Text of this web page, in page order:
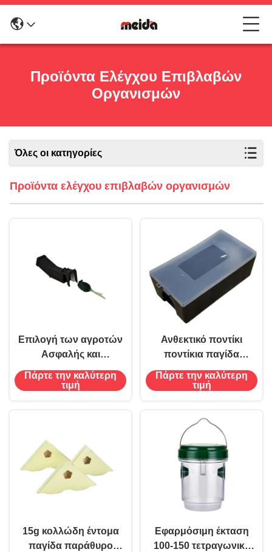
Προϊόντα Ελέγχου Επιβλαβών
Οργανισμών
Όλες οι κατηγορίες
Προϊόντα ελέγχου επιβλαβών οργανισμών
Επιλογή των αγροτών
Ασφαλής και
αποτελεσματική
ανθρώπινη
Πάρτε την καλύτερη
τιμή
Ανθεκτικό ποντίκι
ποντίκια παγίδα
ποντίκια δόλωμα
σταθμός κουτί
καθαρισμό
Πάρτε την καλύτερη
τιμή
15g κολλώδη έντομα
παγίδα παράθυρο
Εφαρμόσιμη έκταση
100-150 τετραγωνικά